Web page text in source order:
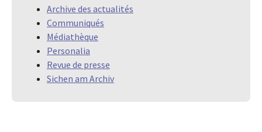
Archive des actualités
Communiqués
Médiathèque
Personalia
Revue de presse
Sichen am Archiv